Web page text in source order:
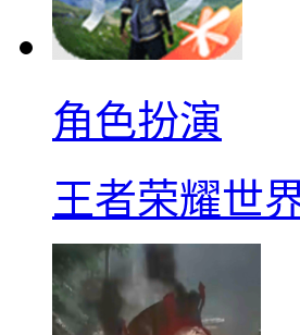
角色扮演
王者荣耀世